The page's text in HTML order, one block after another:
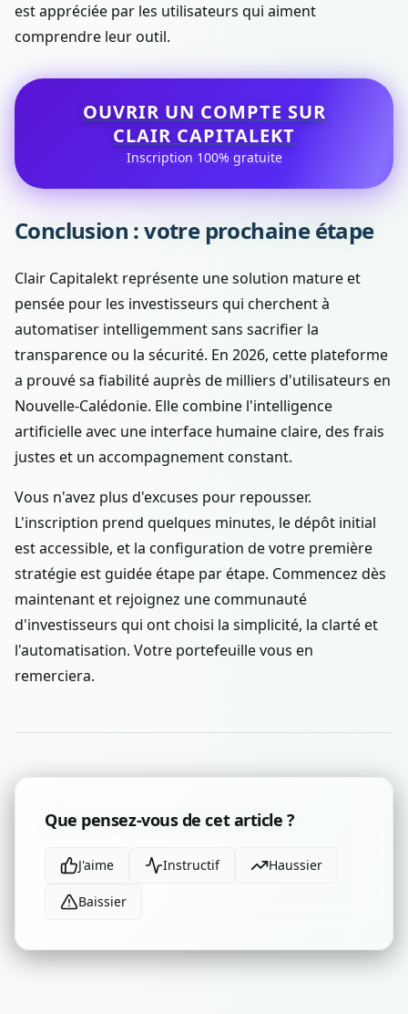
est appréciée par les utilisateurs qui aiment
comprendre leur outil.
OUVRIR UN COMPTE SUR
CLAIR CAPITALEKT
Inscription 100% gratuite
Conclusion : votre prochaine étape
Clair Capitalekt représente une solution mature et
pensée pour les investisseurs qui cherchent à
automatiser intelligemment sans sacrifier la
transparence ou la sécurité. En 2026, cette plateforme
a prouvé sa fiabilité auprès de milliers d'utilisateurs en
Nouvelle-Calédonie. Elle combine l'intelligence
artificielle avec une interface humaine claire, des frais
justes et un accompagnement constant.
Vous n'avez plus d'excuses pour repousser.
L'inscription prend quelques minutes, le dépôt initial
est accessible, et la configuration de votre première
stratégie est guidée étape par étape. Commencez dès
maintenant et rejoignez une communauté
d'investisseurs qui ont choisi la simplicité, la clarté et
l'automatisation. Votre portefeuille vous en
remerciera.
Que pensez-vous de cet article ?
J'aime Instructif Haussier
Baissier